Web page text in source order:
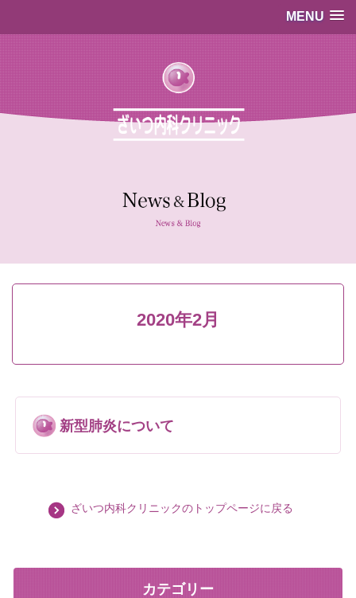
MENU
2020年2月
新型肺炎について
ざいつ内科クリニックのトップページに戻る
カテゴリー